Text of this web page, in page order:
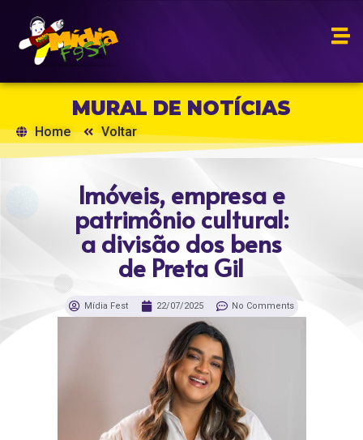
MURAL DE NOTÍCIAS
Home Voltar
Imóveis, empresa e
patrimônio cultural:
a divisão dos bens
de Preta Gil
Mídia Fest 22/07/2025 No Comments